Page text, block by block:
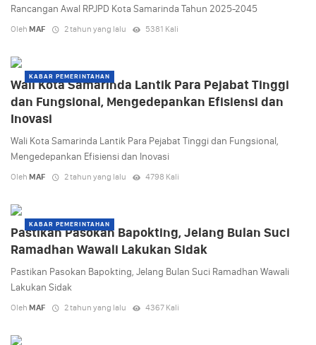
Rancangan Awal RPJPD Kota Samarinda Tahun 2025-2045
Oleh MAF 2 tahun yang lalu 5381 Kali
KABAR PEMERINTAHAN
Wali Kota Samarinda Lantik Para Pejabat Tinggi
dan Fungsional, Mengedepankan Efisiensi dan
Inovasi
Wali Kota Samarinda Lantik Para Pejabat Tinggi dan Fungsional,
Mengedepankan Efisiensi dan Inovasi
Oleh MAF 2 tahun yang lalu 4798 Kali
KABAR PEMERINTAHAN
Pastikan Pasokan Bapokting, Jelang Bulan Suci
Ramadhan Wawali Lakukan Sidak
Pastikan Pasokan Bapokting, Jelang Bulan Suci Ramadhan Wawali
Lakukan Sidak
Oleh MAF 2 tahun yang lalu 4367 Kali